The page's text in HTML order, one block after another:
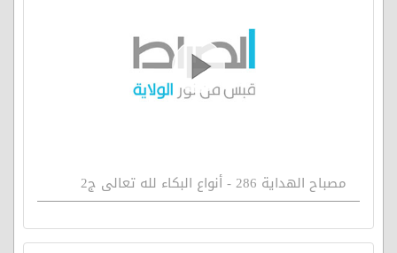
مصباح الهداية 286 - أنواع البكاء لله تعالى ج2